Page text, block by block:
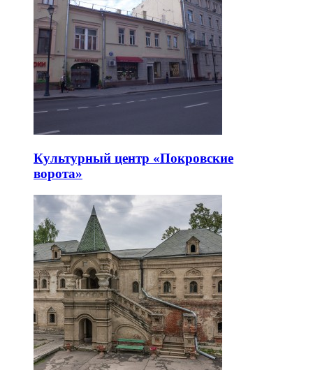
Культурный центр «Покровские
ворота»